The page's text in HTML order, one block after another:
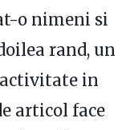
o nimeni si
rand, un
in
articol face